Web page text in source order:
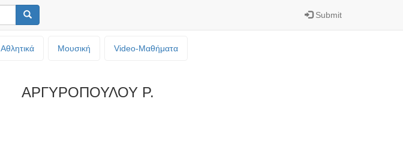
Submit
Αθλητικά Μουσική Video-Mαθήματα
ΑΡΓΥΡΟΠΟΥΛΟΥ Ρ.